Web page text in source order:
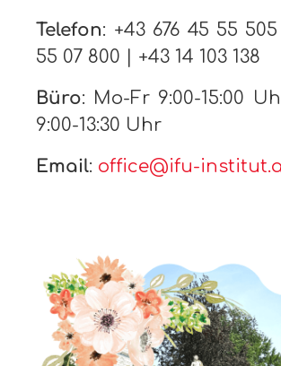
Telefon: +43 676 45 55
55 07 800 | +43 14 103 138
Büro: Mo-Fr 9:00-15:00
9:00-13:30 Uhr
Email: office@ifu-